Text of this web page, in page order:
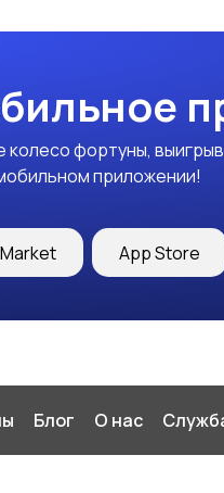
колесо фортуны,
приложении!
App Store
Блог О нас